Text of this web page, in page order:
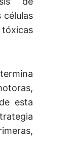
células
esta